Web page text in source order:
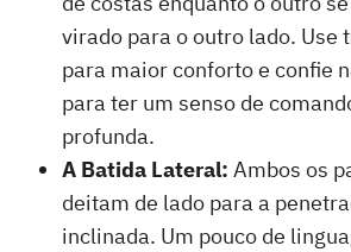
virado para o outro lado. Use
para maior conforto e confie
para ter um senso de
profunda.
A Batida Lateral: Ambos os
deitam de lado para a
inclinada. Um pouco de